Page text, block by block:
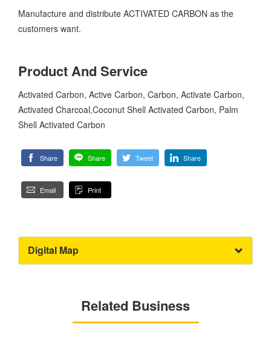
Manufacture and distribute ACTIVATED CARBON as the
customers want.
Product And Service
Activated Carbon, Active Carbon, Carbon, Activate Carbon,
Activated Charcoal,Coconut Shell Activated Carbon, Palm
Shell Activated Carbon
Share Share Tweet Share
Email Print
Digital Map
Related Business